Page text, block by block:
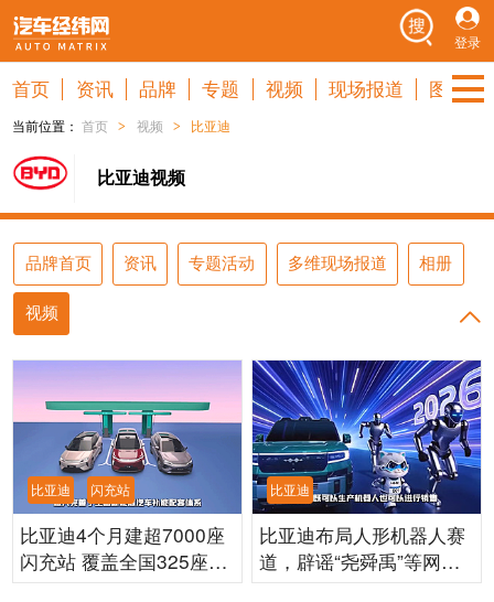
登录
首页 资讯 品牌 专题 视频 现场报道 图库
当前位置：首页 > 视频 > 比亚迪
比亚迪视频
品牌首页 资讯 专题活动 多维现场报道 相册
视频
比亚迪 闪充站
比亚迪4个月建超7000座
闪充站 覆盖全国325座城
市冲刺2万座目标
比亚迪
比亚迪布局人形机器人赛
道，辟谣“尧舜禹”等网传
细节